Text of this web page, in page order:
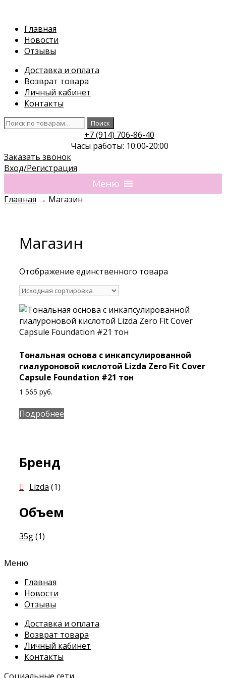
содержимому
Главная
Новости
Отзывы
Доставка и оплата
Возврат товара
Личный кабинет
Контакты
Искать:
Поиск
+7 (914) 706-86-40
Часы работы: 10:00-20:00
Заказать звонок
Вход/Регистрация
Меню
Главная → Магазин
Магазин
Отображение единственного товара
Тональная основа с инкапсулированной
гиалуроновой кислотой Lizda Zero Fit Cover
Capsule Foundation #21 тон
1 565 руб.
Подробнее
Бренд
Lizda (1)
Объем
35g(1)
Меню
Главная
Новости
Отзывы
Доставка и оплата
Возврат товара
Личный кабинет
Контакты